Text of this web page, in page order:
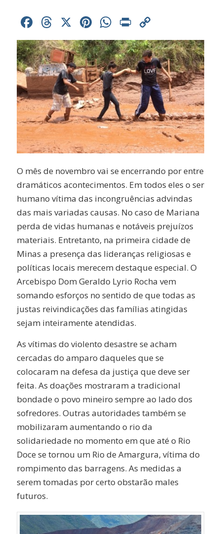
Facebook
Threads
X Pinterest
WhatsApp
Print
Link
O mês de novembro vai se encerrando por entre
dramáticos acontecimentos. Em todos eles o ser
humano vítima das incongruências advindas
das mais variadas causas. No caso de Mariana
perda de vidas humanas e notáveis prejuízos
materiais. Entretanto, na primeira cidade de
Minas a presença das lideranças religiosas e
políticas locais merecem destaque especial. O
Arcebispo Dom Geraldo Lyrio Rocha vem
somando esforços no sentido de que todas as
justas reivindicações das famílias atingidas
sejam inteiramente atendidas.
As vítimas do violento desastre se acham
cercadas do amparo daqueles que se
colocaram na defesa da justiça que deve ser
feita. As doações mostraram a tradicional
bondade o povo mineiro sempre ao lado dos
sofredores. Outras autoridades também se
mobilizaram aumentando o rio da
solidariedade no momento em que até o Rio
Doce se tornou um Rio de Amargura, vítima do
rompimento das barragens. As medidas a
serem tomadas por certo obstarão males
futuros.